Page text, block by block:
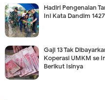
Hadiri Pengenalan
Ini Kata Dandim
Gaji 13 Tak
Koperasi UMKM se
Berikut Isinya